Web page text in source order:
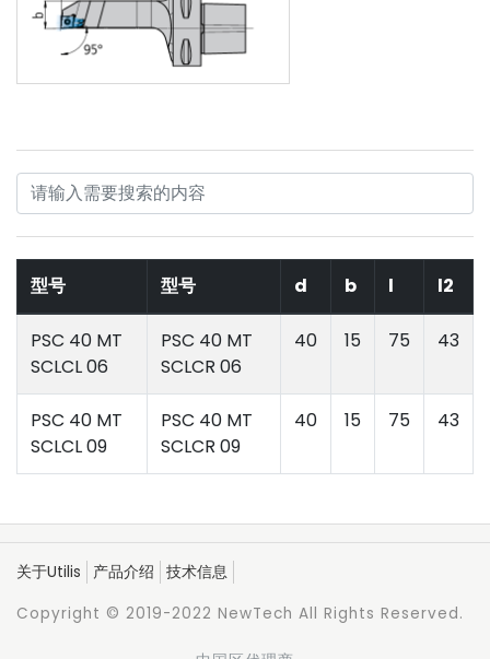
型号 型号 d b l l2
PSC 40 MT
SCLCL 06
PSC 40 MT
SCLCR 06
40 15 75 43
PSC 40 MT
SCLCL 09
PSC 40 MT
SCLCR 09
40 15 75 43
关于Utilis 产品介绍 技术信息
Copyright © 2019-2022 NewTech All Rights Reserved.